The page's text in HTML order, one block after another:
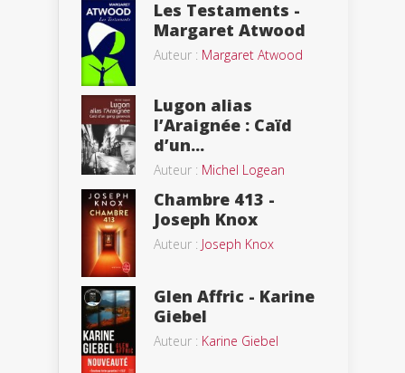
Les Testaments -
Margaret Atwood
Auteur : Margaret Atwood
Lugon alias
l’Araignée : Caïd
d’un...
Auteur : Michel Logean
Chambre 413 -
Joseph Knox
Auteur : Joseph Knox
Glen Affric - Karine
Giebel
Auteur : Karine Giebel